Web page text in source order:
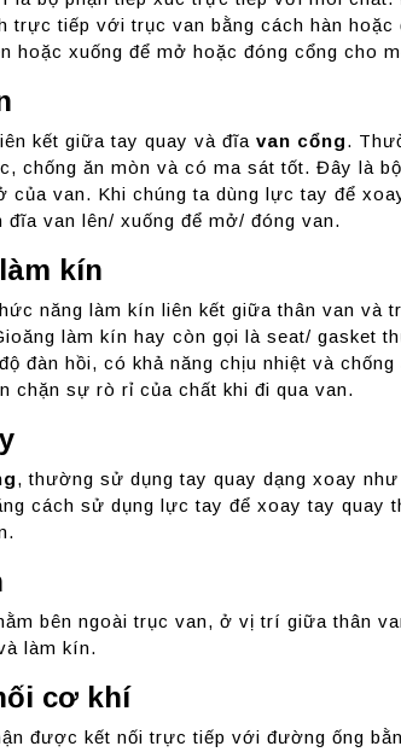
trực tiếp với trục van bằng cách hàn
hoặc xuống để mở hoặc đóng cổng cho
kết giữa tay quay và đĩa van cổng.
chống ăn mòn và có ma sát tốt. Đây là
của van. Khi chúng ta dùng lực tay để
đĩa van lên/ xuống để mở/ đóng van.
kín
năng làm kín liên kết giữa thân van và
làm kín hay còn gọi là seat/ gasket
đàn hồi, có khả năng chịu nhiệt và
chặn sự rò rỉ của chất khi đi qua van.
, thường sử dụng tay quay dạng xoay
cách sử dụng lực tay để xoay tay quay
bên ngoài trục van, ở vị trí giữa thân
làm kín.
cơ khí
được kết nối trực tiếp với đường ống